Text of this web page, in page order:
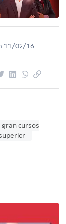
11/02/16
gran cursos